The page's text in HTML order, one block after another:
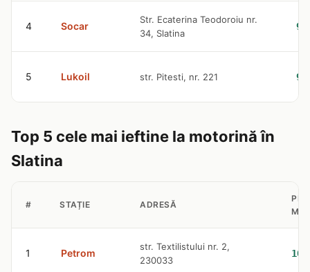
4 Socar
Str. Ecaterina Teodoroiu nr.
34, Slatina
5 Lukoil str. Pitesti, nr. 221
Top 5 cele mai ieftine la motorină în
Slatina
# STAȚIE ADRESĂ
1 Petrom
str. Textilistului nr. 2,
230033